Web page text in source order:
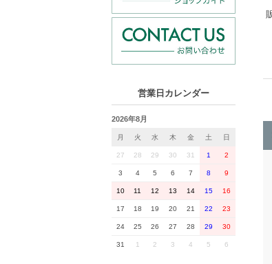
営業日カレンダー
2026年8月
月 火 水 木 金 土 日
27 28 29 30 31 1 2
3 4 5 6 7 8 9
10 11 12 13 14 15 16
17 18 19 20 21 22 23
24 25 26 27 28 29 30
31 1 2 3 4 5 6